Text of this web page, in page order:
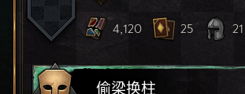
4,120 25 21
偷梁换柱